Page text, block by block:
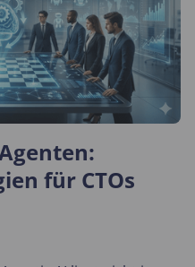
für CTOs